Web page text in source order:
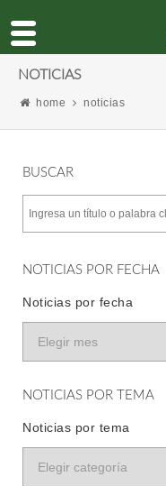
NOTICIAS
home noticias
BUSCAR
NOTICIAS POR FECHA
Noticias por fecha
NOTICIAS POR TEMA
Noticias por tema